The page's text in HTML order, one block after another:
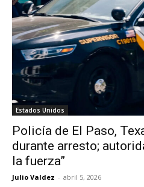
Estados Unidos
Policía de El Paso,
durante arresto;
la fuerza”
Julio Valdez - abril 5, 2026